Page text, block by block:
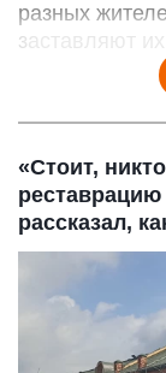
разных
заставляют
«Стоит,
рассказал,